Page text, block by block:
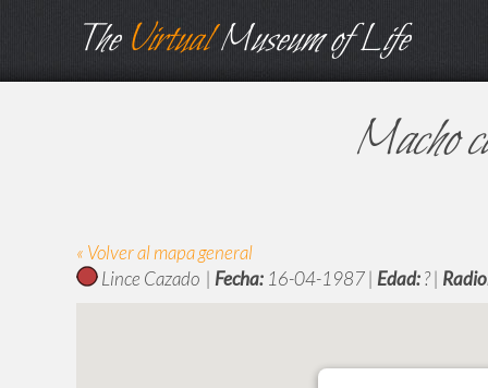
TheVirtualMuseum of Life
Macho
« Volver al mapa general
Lince Cazado | Fecha: 16-04-1987 | Edad:? |